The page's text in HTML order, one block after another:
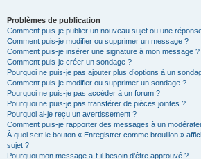
Problèmes de publication
Comment puis-je publier un nouveau sujet ou une
Comment puis-je modifier ou supprimer un message ?
Comment puis-je insérer une signature à mon message ?
Comment puis-je créer un sondage ?
Pourquoi ne puis-je pas ajouter plus d’options à un
Comment puis-je modifier ou supprimer un sondage ?
Pourquoi ne puis-je pas accéder à un forum ?
Pourquoi ne puis-je pas transférer de pièces jointes ?
Pourquoi ai-je reçu un avertissement ?
Comment puis-je rapporter des messages à un
À quoi sert le bouton « Enregistrer comme brouillon »
sujet ?
Pourquoi mon message a-t-il besoin d’être approuvé ?